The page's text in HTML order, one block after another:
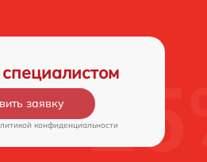
заявку
конфиденциальности